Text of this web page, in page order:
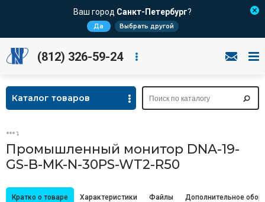
Ваш город Санкт-Петербург?
Да Выбрать другой
(812) 326-59-24
Каталог товаров
Промышленный монитор DNA-19-
GS-B-MK-N-30PS-WT2-R50
Кратко о товаре Характеристики Файлы Дополнительное